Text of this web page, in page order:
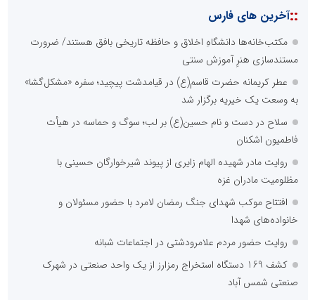
::آخرین های فارس
مکتب‌خانه‌ها دانشگاهِ اخلاق و حافظه تاریخی بافق هستند/ ضرورت
مستندسازی هنرِ آموزش سنتی
عطر کریمانه حضرت قاسم(ع) در قیامدشت پیچید؛ سفره «مشکل‌گشا»
به وسعت یک خیریه برگزار شد
سلاح در دست و نام حسین(ع) بر لب؛ سوگ و حماسه در هیأت
فاطمیون اشکنان
روایت مادر شهیده الهام زایری از پیوند شیرخوارگان حسینی با
مظلومیت مادران غزه
افتتاح موکب شهدای جنگ رمضان لامرد با حضور مسئولان و
خانواده‌های شهدا
روایت حضور مردم علامرودشتی در اجتماعات شبانه
کشف 169 دستگاه استخراج رمزارز از یک واحد صنعتی در شهرک
صنعتی شمس آباد